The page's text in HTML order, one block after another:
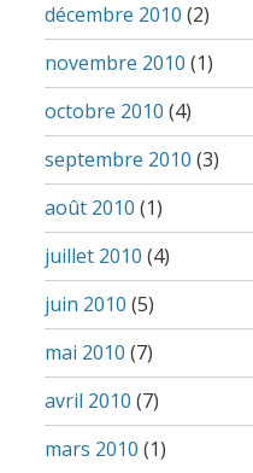
décembre 2010 (2)
novembre 2010 (1)
octobre 2010 (4)
septembre 2010 (3)
août 2010 (1)
juillet 2010 (4)
juin 2010 (5)
mai 2010 (7)
avril 2010 (7)
mars 2010 (1)